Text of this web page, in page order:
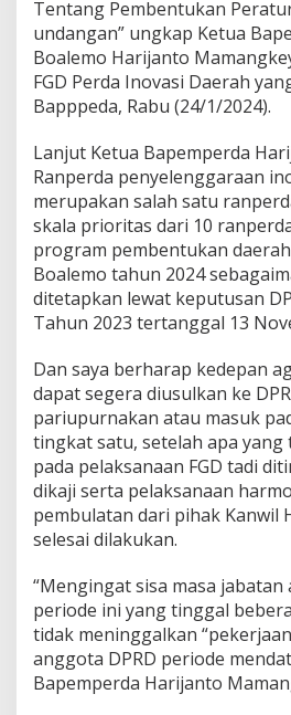
a
i
k
a
n
M
n
g
i
n
g
a
t
A
e
A
k
a
B
e
r
a
k
h
r
Tentang Pembentukan
undangan” ungkap Ketua
Boalemo Harijanto
FGD Perda Inovasi Daerah
Bapppeda, Rabu (24/1/2024).
Lanjut Ketua Bapemperda
Ranperda penyelenggaraan
merupakan salah satu
skala prioritas dari 10
program pembentukan
Boalemo tahun 2024
ditetapkan lewat keputusan
Tahun 2023 tertanggal 13
Dan saya berharap kedepan
dapat segera diusulkan ke
pariupurnakan atau masuk
tingkat satu, setelah apa
pada pelaksanaan FGD tadi
dikaji serta pelaksanaan
pembulatan dari pihak Kanwil
selesai dilakukan.
“Mengingat sisa masa jabatan
periode ini yang tinggal
tidak meninggalkan
anggota DPRD periode
Bapemperda Harijanto